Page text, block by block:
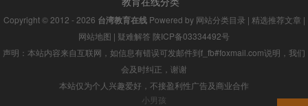
Copyright © 2012 - 2026 台湾教育在线Powered by 网站分类目录 | 精选推荐文章 |
网站地图 | 疑难解答 陕ICP备03334492号
声明：本站内容来自互联网，如信息有错误可发邮件到f_fb#foxmail.com说明，我们
会及时纠正，谢谢
本站仅为个人兴趣爱好，不接盈利性广告及商业合作
小男孩